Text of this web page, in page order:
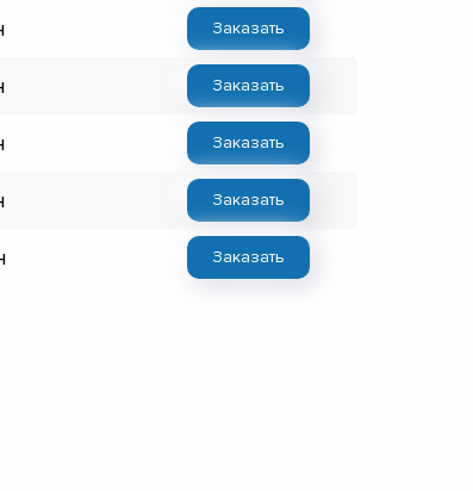
Заказать
Заказать
Заказать
Заказать
Заказать